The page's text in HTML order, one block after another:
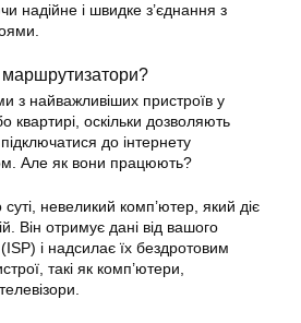
надійне і швидке з’єднання з
з найважливіших пристроїв у
квартирі, оскільки дозволяють
до інтернету
Але як вони працюють?
невеликий комп’ютер, який діє
Він отримує дані від вашого
і надсилає їх бездротовим
такі як комп’ютери,